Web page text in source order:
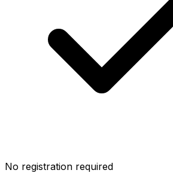
No registration required